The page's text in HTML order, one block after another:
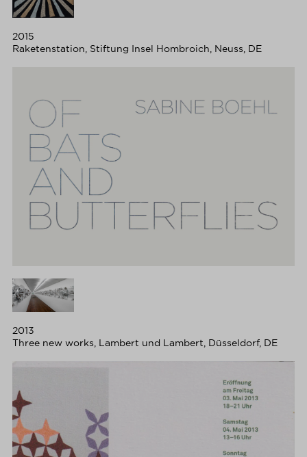
2015
Raketenstation, Stiftung Insel Hombroich, Neuss, DE
2013
Three new works, Lambert und Lambert, Düsseldorf, DE